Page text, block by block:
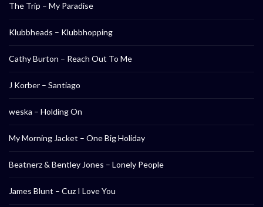
The Trip – My Paradise
Klubbheads – Klubbhopping
Cathy Burton – Reach Out To Me
J Korber – Santiago
weska – Holding On
My Morning Jacket – One Big Holiday
Beatnerz & Bentley Jones – Lonely People
James Blunt – Cuz I Love You